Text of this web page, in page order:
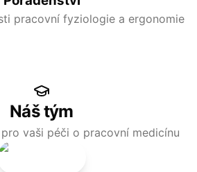
pracovní fyziologie a ergonomie
Náš tým
vaši péči o pracovní medicínu